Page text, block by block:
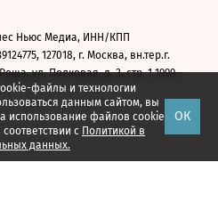
файлы и технологии
данным сайтом, вы
использование файлов cookie
с Политикой в
данных.
ОК
Ньюс Медиа, ИНН/КПП
127018, г. Москва, вн.тер.г.
ул. Полковая, д. 3, стр. 1 1999—